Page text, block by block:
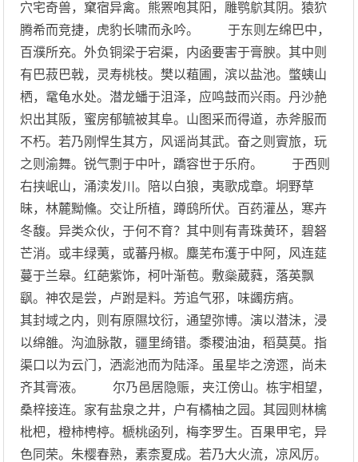
穴宅奇兽，窠宿异禽。熊罴咆其阳，雕鹗鴥其阴。猿狖
腾希而竞捷，虎豹长啸而永吟。 于东则左绵巴中，
百濮所充。外负铜梁于宕渠，内函要害于膏腴。其中则
有巴菽巴戟，灵寿桃枝。樊以蒩圃，滨以盐池。蟞蛦山
栖，鼋龟水处。潜龙蟠于沮泽，应鸣鼓而兴雨。丹沙赩
炽出其阪，蜜房郁毓被其阜。山图采而得道，赤斧服而
不朽。若乃刚悍生其方，风谣尚其武。奋之则賨旅，玩
之则渝舞。锐气剽于中叶，蹻容世于乐府。 于西则
右挟岷山，涌渎发川。陪以白狼，夷歌成章。坰野草
昧，林麓黝儵。交让所植，蹲鸱所伏。百药灌丛，寒卉
冬馥。异类众伙，于何不育？其中则有青珠黄环，碧砮
芒消。或丰绿荑，或蕃丹椒。麋芜布濩于中阿，风连莚
蔓于兰皋。红葩紫饰，柯叶渐苞。敷橤葳蕤，落英飘
飖。神农是尝，卢跗是料。芳追气邪，味蠲疠痟。
其封域之内，则有原隰坟衍，通望弥博。演以潜沬，浸
以绵雒。沟洫脉散，疆里绮错。黍稷油油，稻莫莫。指
渠口以为云门，洒滮池而为陆泽。虽星毕之滂遝，尚未
齐其膏液。 尔乃邑居隐赈，夹江傍山。栋宇相望，
桑梓接连。家有盐泉之井，户有橘柚之园。其园则林檎
枇杷，橙柿梬楟。榹桃函列，梅李罗生。百果甲宅，异
色同荣。朱樱春熟，素柰夏成。若乃大火流，凉风厉。